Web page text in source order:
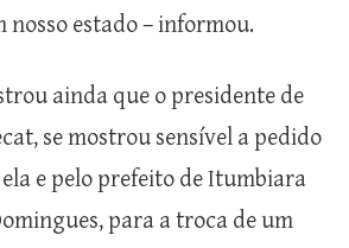
nosso estado – informou.
ainda que o presidente de
se mostrou sensível a pedido
e pelo prefeito de Itumbiara
para a troca de um